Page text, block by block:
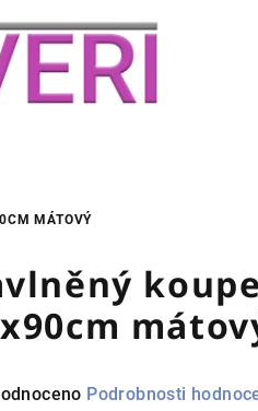
MÁTOVÝ
Podrobnosti